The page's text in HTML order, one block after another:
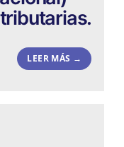
LEER MÁS →